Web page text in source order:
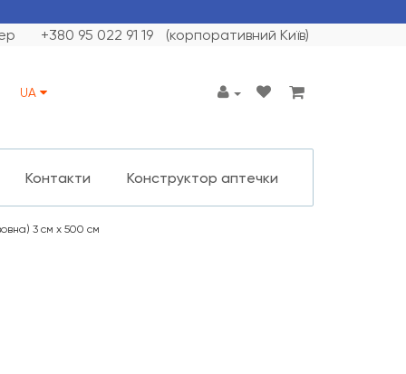
+380 95 022 91 19 (корпоративний Київ)
UA
Контакти Конструктор аптечки
3 см х 500 см